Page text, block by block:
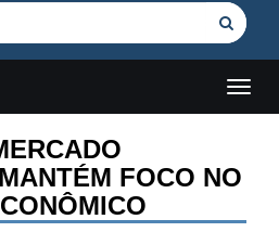
FOCO NO